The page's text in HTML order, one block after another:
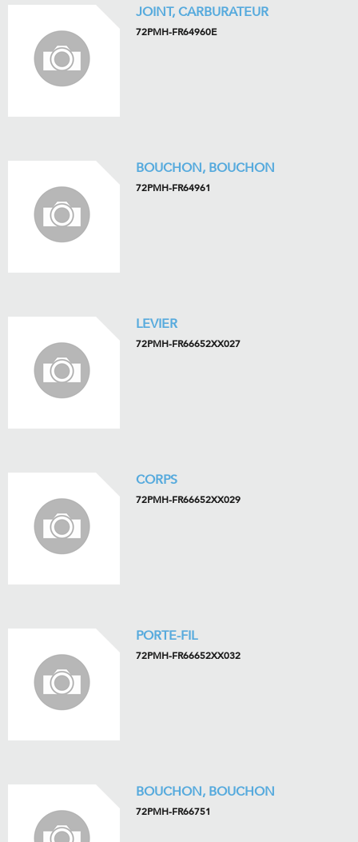
JOINT, CARBURATEUR
72PMH-FR64960E
BOUCHON, BOUCHON
72PMH-FR64961
LEVIER
72PMH-FR66652XX027
CORPS
72PMH-FR66652XX029
PORTE-FIL
72PMH-FR66652XX032
BOUCHON, BOUCHON
72PMH-FR66751